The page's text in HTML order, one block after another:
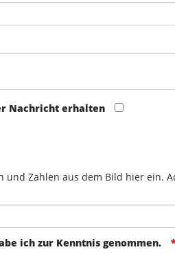
Nachricht erhalten
und Zahlen aus dem Bild hier ein.
ich zur Kenntnis genommen.